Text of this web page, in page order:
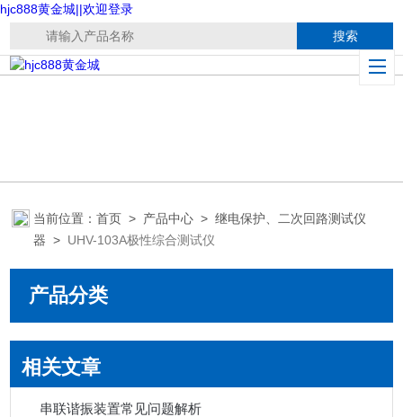
hjc888黄金城||欢迎登录
当前位置：首页 > 产品中心 >继电保护、二次回路测试仪
器 > UHV-103A极性综合测试仪
产品分类
相关文章
串联谐振装置常见问题解析